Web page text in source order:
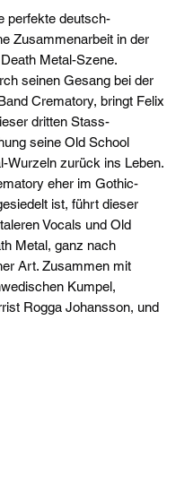
perfekte deutsch-
Zusammenarbeit in der
Metal-Szene.
seinen Gesang bei der
Crematory, bringt Felix
dritten Stass-
seine Old School
Wurzeln zurück ins Leben.
eher im Gothic-
ist, führt dieser
Vocals und Old
Metal, ganz nach
Art. Zusammen mit
Kumpel,
Rogga Johansson, und